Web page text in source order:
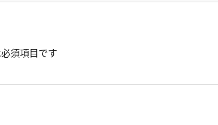
須項目です